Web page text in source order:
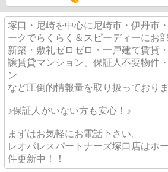
塚口・尼崎を中心に尼崎市・伊丹市
ークでらくらく＆スピーディーにお
新築・敷礼ゼロゼロ・一戸建て賃貸
譲賃貸マンション、保証人不要物件
ン
など圧倒的情報量を取り扱っておりま
♪保証人がいない方も安心！♪
まずはお気軽にお電話下さい。
レオパレスパートナーズ塚口店はホ
件更新中！！